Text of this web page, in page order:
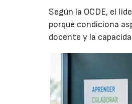
Según la OCDE, el
porque condiciona
docente y la